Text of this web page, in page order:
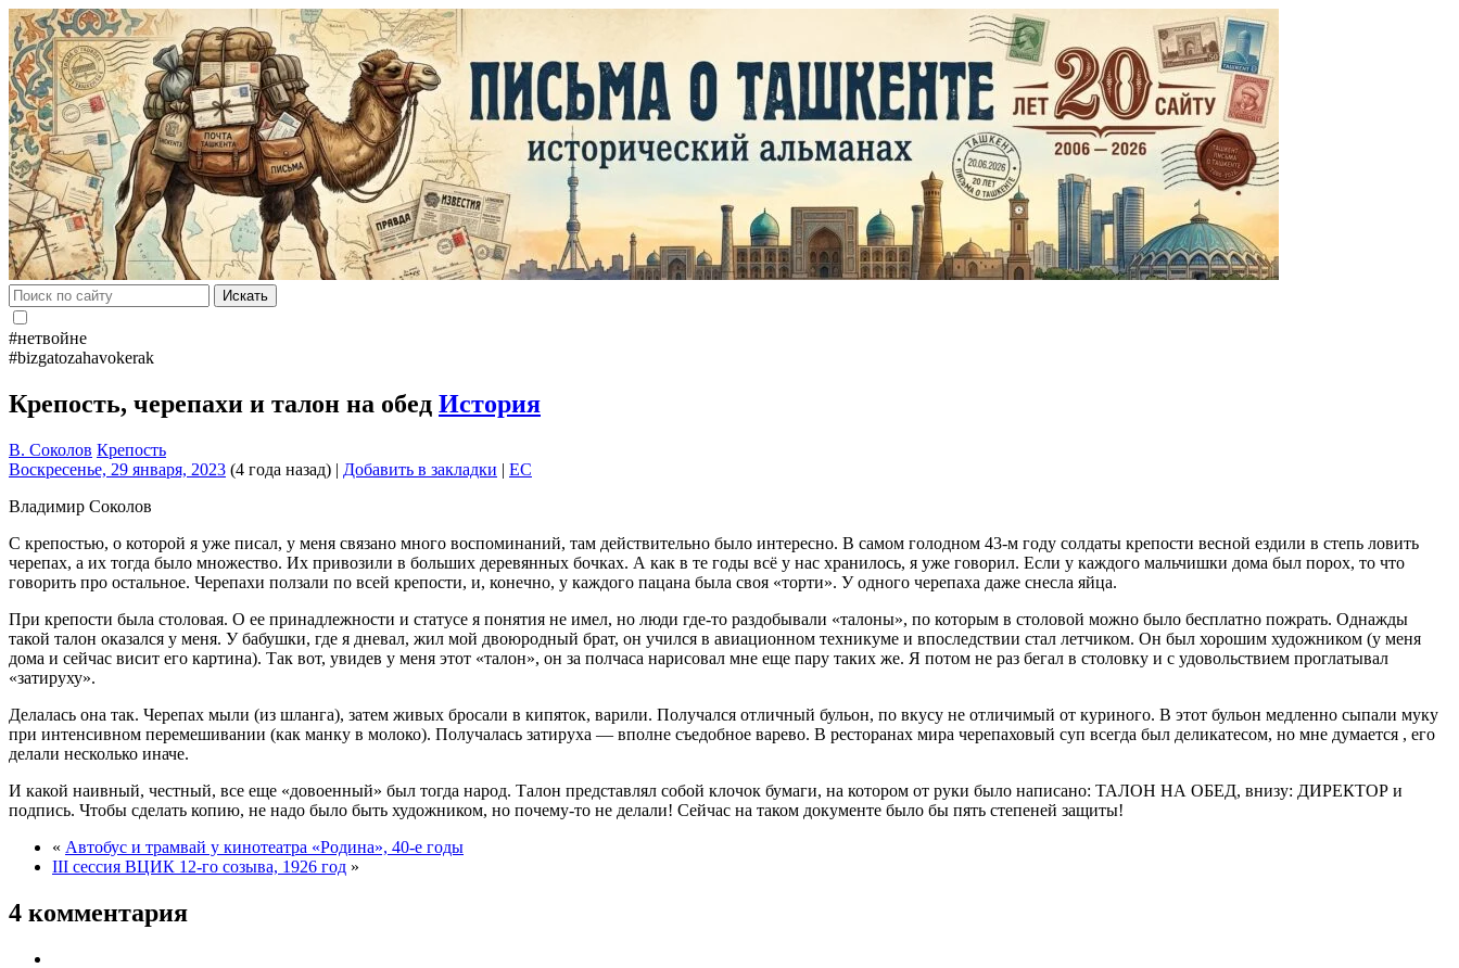
Искать
#нетвойне
#bizgatozahavokerak
Крепость, черепахи и талон на обед История
В. Соколов Крепость
Воскресенье, 29 января, 2023 (4 года назад) | Добавить в закладки | EC
Владимир Соколов
С крепостью, о которой я уже писал, у меня связано много воспоминаний, там действительно было интересно. В самом голодном 43-м году солдаты крепости весной ездили в степь ловить
черепах, а их тогда было множество. Их привозили в больших деревянных бочках. А как в те годы всё у нас хранилось, я уже говорил. Если у каждого мальчишки дома был порох, то что
говорить про остальное. Черепахи ползали по всей крепости, и, конечно, у каждого пацана была своя «торти». У одного черепаха даже снесла яйца.
При крепости была столовая. О ее принадлежности и статусе я понятия не имел, но люди где-то раздобывали «талоны», по которым в столовой можно было бесплатно пожрать. Однажды
такой талон оказался у меня. У бабушки, где я дневал, жил мой двоюродный брат, он учился в авиационном техникуме и впоследствии стал летчиком. Он был хорошим художником (у меня
дома и сейчас висит его картина). Так вот, увидев у меня этот «талон», он за полчаса нарисовал мне еще пару таких же. Я потом не раз бегал в столовку и с удовольствием проглатывал
«затируху».
Делалась она так. Черепах мыли (из шланга), затем живых бросали в кипяток, варили. Получался отличный бульон, по вкусу не отличимый от куриного. В этот бульон медленно сыпали муку
при интенсивном перемешивании (как манку в молоко). Получалась затируха — вполне съедобное варево. В ресторанах мира черепаховый суп всегда был деликатесом, но мне думается , его
делали несколько иначе.
И какой наивный, честный, все еще «довоенный» был тогда народ. Талон представлял собой клочок бумаги, на котором от руки было написано: ТАЛОН НА ОБЕД, внизу: ДИРЕКТОР и
подпись. Чтобы сделать копию, не надо было быть художником, но почему-то не делали! Сейчас на таком документе было бы пять степеней защиты!
« Автобус и трамвай у кинотеатра «Родина», 40-е годы
III сессия ВЦИК 12-го созыва, 1926 год »
4 комментария